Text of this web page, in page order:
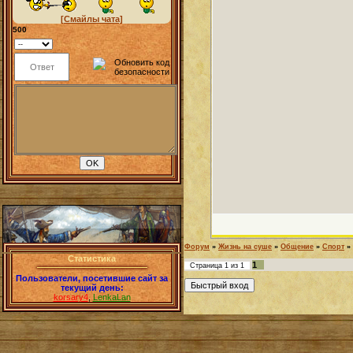
[Смайлы чата]
500
Статистика
Пользователи, посетившие сайт за
текущий день:
korsary4, LenkaLan
Форум » Жизнь на суше » Общение » Спорт »
Страница 1 из 1 1